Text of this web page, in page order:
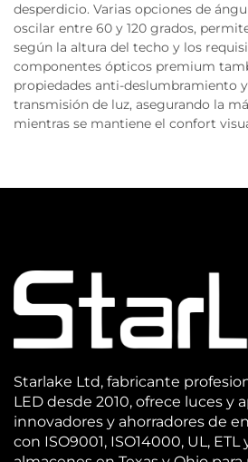
desperdicio. Varias opciones de
oscilar entre 60 y 120 grados,
según la altura del techo y los
componentes ópticos premium
propiedades anti-deslumbramiento
transmisión de luz, asegurando la
mientras se mantiene el confort
Starlake Ltd, fabricante
LED desde 2010, ofrece luces y
innovadores y ahorradores de
con ISO9001, ISO14000, UL, ETL